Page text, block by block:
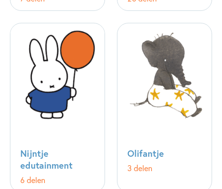
Nijntje
edutainment
6 delen
Olifantje
3 delen